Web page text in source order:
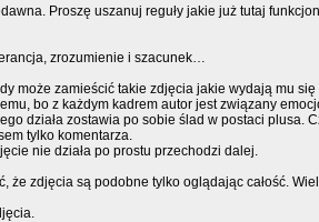
Proszę uszanuj reguły jakie już tutaj
zrozumienie i szacunek…
może zamieścić takie zdjęcia jakie wydają mu się
bo z każdym kadrem autor jest związany
działa zostawia po sobie ślad w postaci plusa.
tylko komentarza.
nie działa po prostu przechodzi dalej.
że zdjęcia są podobne tylko oglądając całość.